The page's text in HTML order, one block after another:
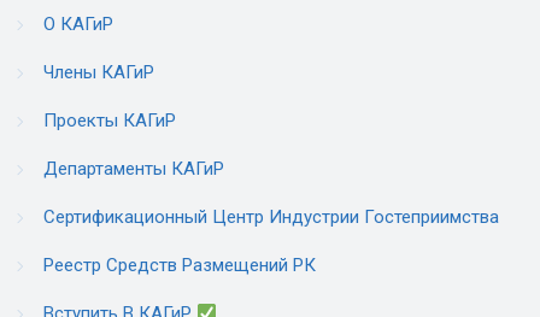
О КАГиР
Члены КАГиР
Проекты КАГиР
Департаменты КАГиР
Сертификационный Центр Индустрии Гостеприимства
Реестр Средств Размещений РК